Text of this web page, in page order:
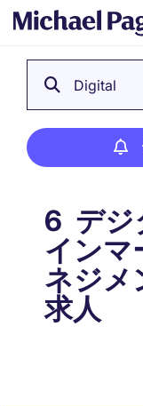
Digital
6 デジ
インマ
ネジメ
求人